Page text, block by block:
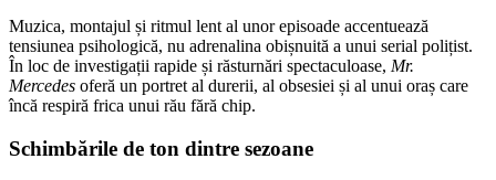
Muzica, montajul și ritmul lent al unor episoade accentuează
tensiunea psihologică, nu adrenalina obișnuită a unui serial polițist.
În loc de investigații rapide și răsturnări spectaculoase, Mr.
Mercedes oferă un portret al durerii, al obsesiei și al unui oraș care
încă respiră frica unui rău fără chip.
Schimbările de ton dintre sezoane